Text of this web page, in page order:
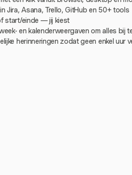
Jira, Asana, Trello, GitHub en 50+ tools
start/einde — jij kiest
en kalenderweergaven om alles bij
herinneringen zodat geen enkel uur